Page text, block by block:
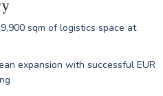
sqm of logistics space at
expansion with successful EUR